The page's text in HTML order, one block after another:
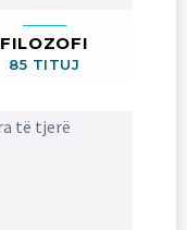
FILOZOFI
85 TITUJ